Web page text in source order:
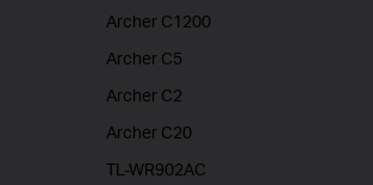
Archer C1200
Archer C5
Archer C2
Archer C20
TL-WR902AC